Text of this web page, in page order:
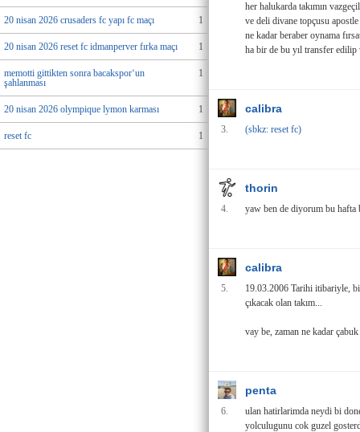
20 nisan 2026 crusaders fc yapı fc maçı 1
20 nisan 2026 reset fc idmanperver fırka maçı 1
memotti gittikten sonra bacakspor‘un
şahlanması
1
20 nisan 2026 olympique lymon karması 1
reset fc 1
her halukarda takımın
ve deli divane topçusu
ne kadar beraber oynama
ha bir de bu yıl transfer edilip
calibra
3. (sbkz: reset fc)
thorin
4. yaw ben de diyorum bu
calibra
5.
19.03.2006 Tarihi itibariyle,
çıkacak olan takım...
vay be, zaman ne kadar
penta
6.
ulan hatirlarimda neydi bi
yolculugunu cok guzel